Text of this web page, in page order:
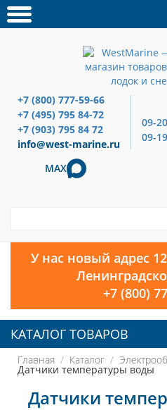
+7 (800) 777-59-66
+7 (495) 795 84-72
+7 (903) 795 84 72
info@west-marine.ru
09-
09-
MAX
У нас новый адрес
+7 (800)
КАТАЛОГ ТОВАРОВ
Главная Каталог
Датчики температуры воды
Датчики